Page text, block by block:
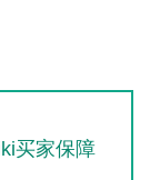
买家保障